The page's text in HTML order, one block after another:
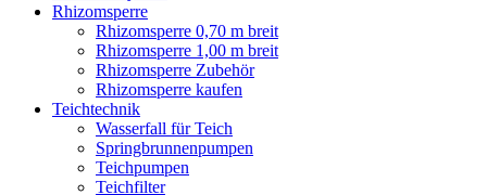
Rhizomsperre
Rhizomsperre 0,70 m breit
Rhizomsperre 1,00 m breit
Rhizomsperre Zubehör
Rhizomsperre kaufen
Teichtechnik
Wasserfall für Teich
Springbrunnenpumpen
Teichpumpen
Teichfilter